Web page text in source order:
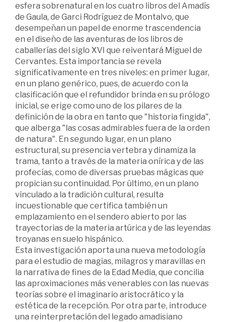
esfera sobrenatural en los cuatro libros del Amadís
de Gaula, de Garci Rodríguez de Montalvo, que
desempeñan un papel de enorme trascendencia
en el diseño de las aventuras de los libros de
caballerías del siglo XVI que reiventará Miguel de
Cervantes. Esta importancia se revela
significativamente en tres niveles: en primer lugar,
en un plano genérico, pues, de acuerdo con la
clasificación que el refundidor brinda en su prólogo
inicial, se erige como uno de los pilares de la
definición de la obra en tanto que "historia fingida",
que alberga "las cosas admirables fuera de la orden
de natura". En segundo lugar, en un plano
estructural, su presencia vertebra y dinamiza la
trama, tanto a través de la materia onírica y de las
profecías, como de diversas pruebas mágicas que
propician su continuidad. Por último, en un plano
vinculado a la tradición cultural, resulta
incuestionable que certifica también un
emplazamiento en el sendero abierto por las
trayectorias de la materia artúrica y de las leyendas
troyanas en suelo hispánico.
Esta investigación aporta una nueva metodología
para el estudio de magias, milagros y maravillas en
la narrativa de fines de la Edad Media, que concilia
las aproximaciones más venerables con las nuevas
teorías sobre el imaginario aristocrático y la
estética de la recepción. Por otra parte, introduce
una reinterpretación del legado amadisiano